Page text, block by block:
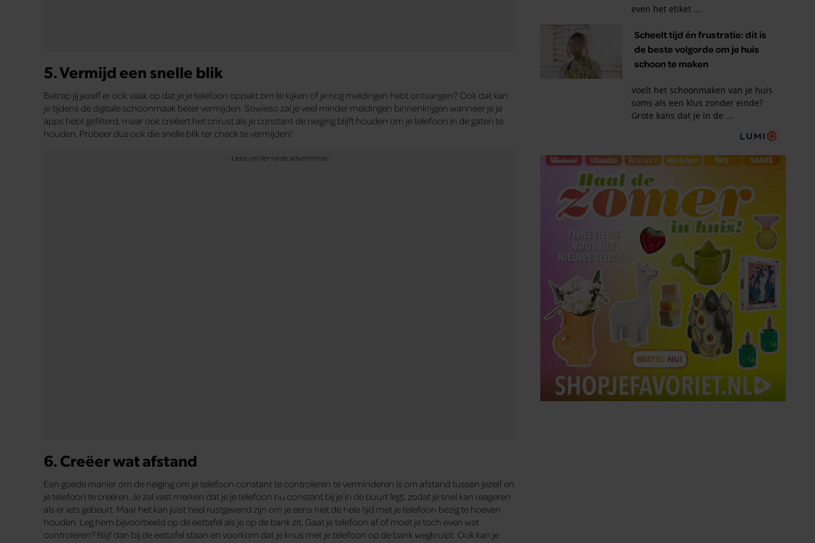
8. Laat een klein beetje tech terugkomen
Gefeliciteerd, je hebt het een maand volgehouden! Tijd om een klein beetje tech terug je leven in te laten. We zeggen
een klein beetje omdat het echt de bedoeling is dat je alleen de apps gaat gebruiken die je echt belangrijk vindt. Probeer
Tips om je lekker in je vel
te voelen
Met de Santé nieuwsbrief ontvang je elke
week tips om je energiek, ontspannen en in
balans te voelen.